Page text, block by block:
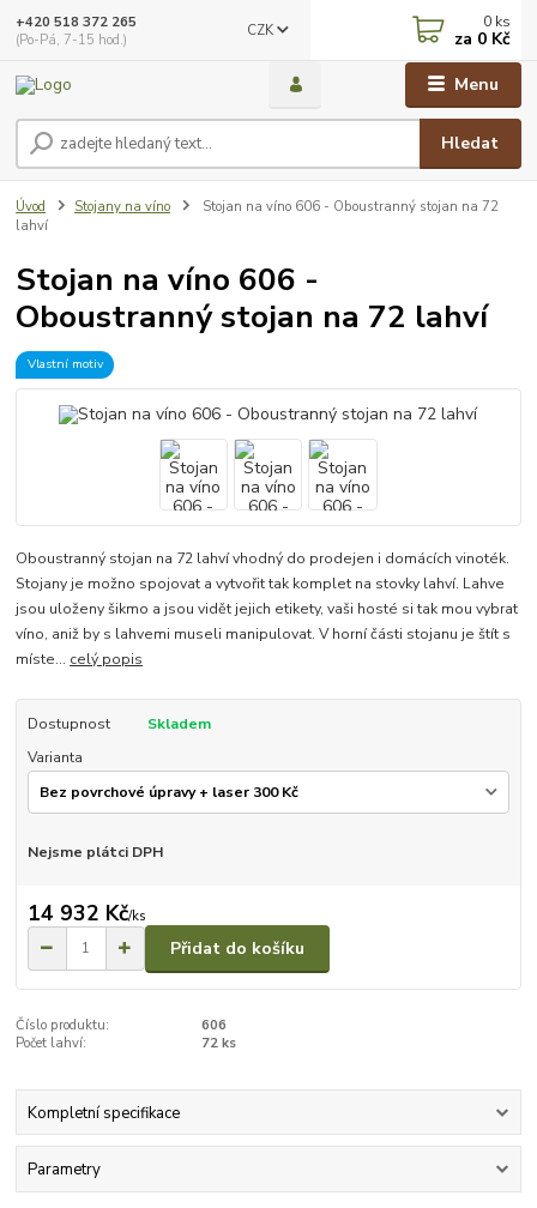
Menu
CZK
Hledat
+420 518 372 265
(Po-Pá, 7-15 hod.)
0 ks
za 0 Kč
Úvod Stojany na víno
Stojan na víno 606 - Oboustranný stojan na 72
lahví
Stojan na víno 606 -
Oboustranný stojan na 72 lahví
Vlastní motiv
Oboustranný stojan na 72 lahví vhodný do prodejen i domácích vinoték.
Stojany je možno spojovat a vytvořit tak komplet na stovky lahví. Lahve
jsou uloženy šikmo a jsou vidět jejich etikety, vaši hosté si tak mou vybrat
víno, aniž by s lahvemi museli manipulovat. V horní části stojanu je štít s
míste... celý popis
Dostupnost
Skladem
Varianta
Nejsme plátci DPH
14 932 Kč/ks
Přidat do košíku
Číslo produktu:
606
Počet lahví:
72 ks
Kompletní specifikace
Parametry